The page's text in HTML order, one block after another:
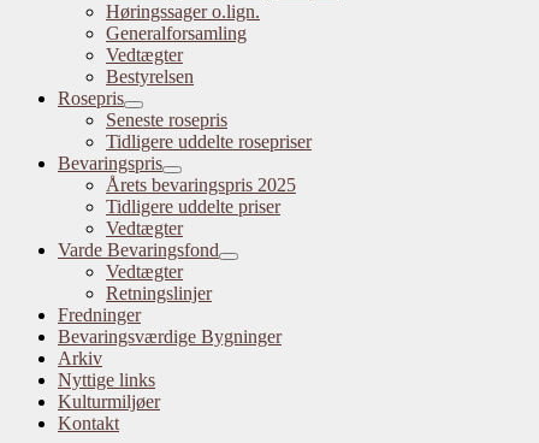
Høringssager o.lign.
Generalforsamling
Vedtægter
Bestyrelsen
Rosepris
Seneste rosepris
Tidligere uddelte rosepriser
Bevaringspris
Årets bevaringspris 2025
Tidligere uddelte priser
Vedtægter
Varde Bevaringsfond
Vedtægter
Retningslinjer
Fredninger
Bevaringsværdige Bygninger
Arkiv
Nyttige links
Kulturmiljøer
Kontakt